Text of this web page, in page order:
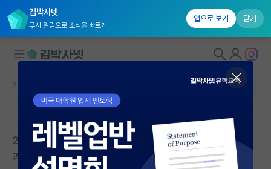
김박사넷
푸시 알림으로 소식을 빠르게
앱으로 보기 닫기
대학원생 모집
국내대학원 정보
연구실&오픈랩
커뮤니티 홈
본문이 수정되지 않는 박제글입니다.
2026학년도 후기 신입생 모집 | 고려대학교(세종) 융합
과학대학원 | 마감: 상시 모집